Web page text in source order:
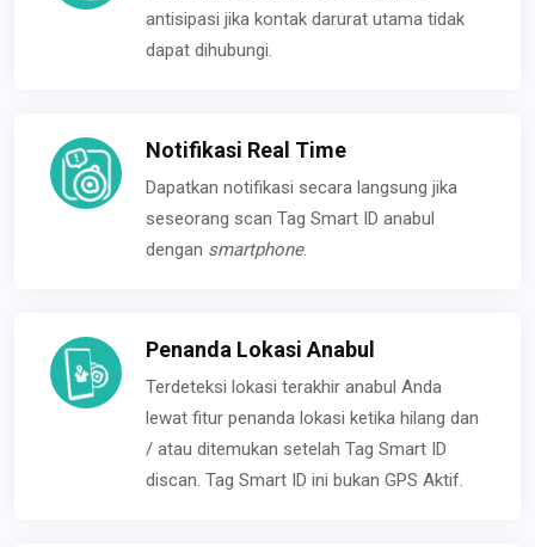
antisipasi jika kontak darurat utama tidak
dapat dihubungi.
Notifikasi Real Time
Dapatkan notifikasi secara langsung jika
seseorang scan Tag Smart ID anabul
dengan smartphone.
Penanda Lokasi Anabul
Terdeteksi lokasi terakhir anabul Anda
lewat fitur penanda lokasi ketika hilang dan
/ atau ditemukan setelah Tag Smart ID
discan. Tag Smart ID ini bukan GPS Aktif.